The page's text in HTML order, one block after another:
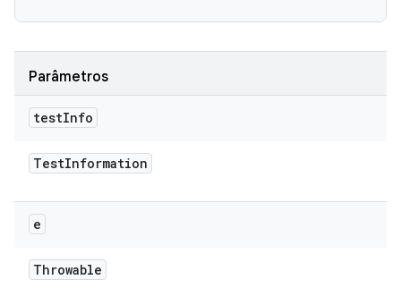
Parâmetros
testInfo
TestInformation
e
Throwable